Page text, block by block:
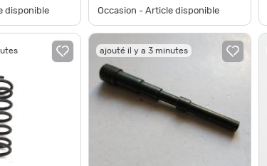
disponible Occasion - Article disponible
ajouté il y a 3 minutes